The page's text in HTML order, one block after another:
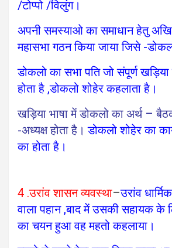
/टोप्पो /विलुंग।
अपनी समस्याओ का समाधान हेतु
महासभा गठन किया जाया जिसे -
डोकलो का सभा पति जो संपूर्ण
होता है ,डोकलो शोहेर कहलाता है।
खड़िया भाषा में डोकलो का अर्थ –
-अध्यक्ष होता है।डोकलो शोहेर का
का होता है।
4 .उरांव शासन व्यवस्था–उरांव
वाला पहान ,बाद में उसकी सहायक के
का चयन हुआ वह महतो कहलाया।